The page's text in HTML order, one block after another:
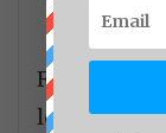
Recyclage
les médias